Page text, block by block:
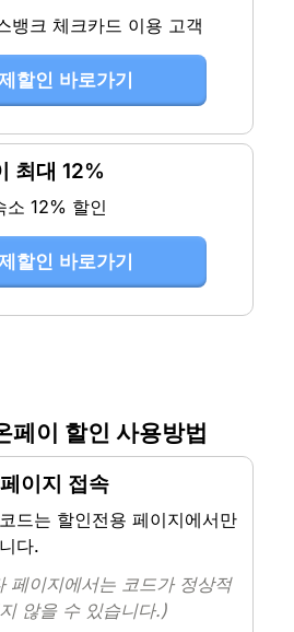
뱅크 체크카드 이용 고객
할인 바로가기
최대 12%
12% 할인
할인 바로가기
페이 할인 사용방법
이지 접속
드는 할인전용 페이지에서만
다.
페이지에서는 코드가 정상적
않을 수 있습니다.)